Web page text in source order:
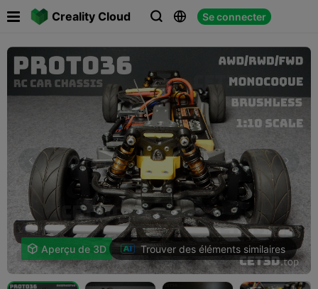
Creality Cloud   Se connecter
 
 Aperçu de 3D Trouver des éléments similaires